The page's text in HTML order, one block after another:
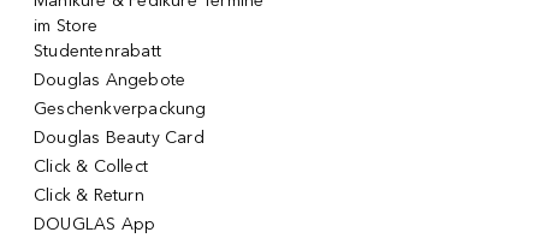
im Store
Studentenrabatt
Douglas Angebote
Geschenkverpackung
Douglas Beauty Card
Click & Collect
Click & Return
DOUGLAS App